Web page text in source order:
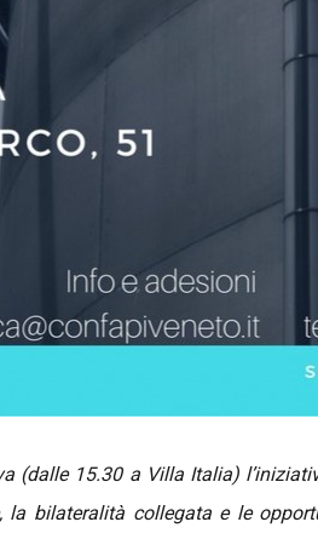
(dalle 15.30 a Villa Italia)
la bilateralità collegata e le